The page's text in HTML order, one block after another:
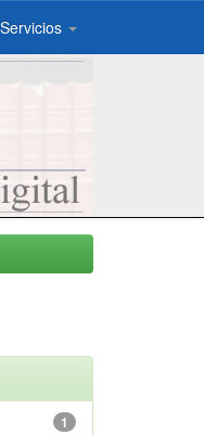
Servicios
1